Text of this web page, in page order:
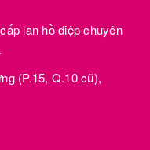
lan hồ điệp chuyên
(P.15, Q.10 cũ),